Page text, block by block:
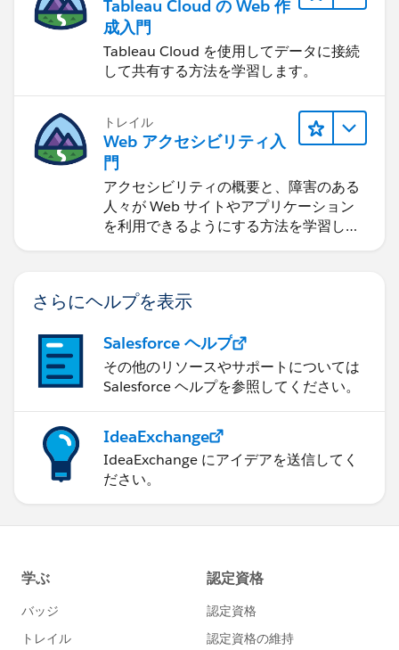
Tableau Cloud の Web 作
成入門
Tableau Cloud を使用してデータに接続
して共有する方法を学習します。
トレイル
Web アクセシビリティ入
門
アクセシビリティの概要と、障害のある
人々が Web サイトやアプリケーション
を利用できるようにする方法を学習しま
さらにヘルプを表示
Salesforce ヘルプ
その他のリソースやサポートについては
Salesforce ヘルプを参照してください。
IdeaExchange
IdeaExchange にアイデアを送信してく
ださい。